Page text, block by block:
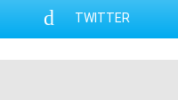
TWITTER